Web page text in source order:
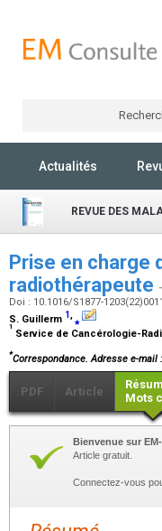
Actualités
REVUE DES
Prise en charge
radiothérapeute
Doi : 10.1016/S1877-
S. Guillerm 1,⁎
1
Service de Cancérologie-
*Correspondance.Adresse e-mail
PDF Article
Mots
Bienvenue sur
Article gratuit.
Connectez-vous